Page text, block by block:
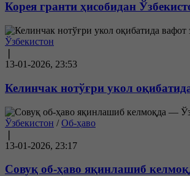
Корея гранти ҳисобидан
Ўзбекистон
13-01-2026, 23:53
Келинчак нотўғри укол
Ўзбекистон /Об-ҳаво
13-01-2026, 23:17
Совуқ об-ҳаво яқинлашиб